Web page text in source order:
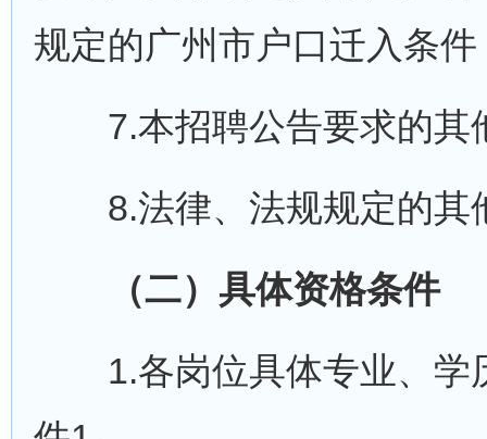
规定的广州市户口迁入条件
7.本招聘公告要求的其
8.法律、法规规定的其
（二）具体资格条件
1.各岗位具体专业、学